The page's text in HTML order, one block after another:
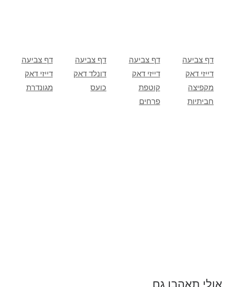
דף צביעה
דייזי דאק
מגונדרת
דף צביעה
דונלד דאק
כועס
דף צביעה
דייזי דאק
קוטפת
פרחים
דף צביעה
דייזי דאק
מקפיצה
חביתיות
אולי תאהבו גם